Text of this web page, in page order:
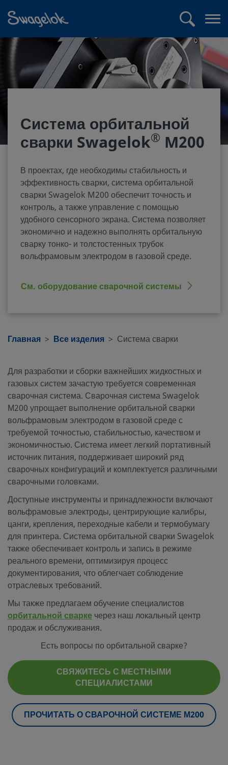
Система орбитальной
сварки Swagelok® M200
В проектах, где необходимы стабильность и
эффективность сварки, система орбитальной
сварки Swagelok M200 обеспечит точность и
контроль, а также управление с помощью
удобного сенсорного экрана. Система позволяет
экономично и надежно выполнять орбитальную
сварку тонко- и толстостенных трубок
вольфрамовым электродом в газовой среде.
См. оборудование сварочной системы
Главная Все изделия Система сварки
Для разработки и сборки важнейших жидкостных и
газовых систем зачастую требуется современная
сварочная система. Сварочная система Swagelok
М200 упрощает выполнение орбитальной сварки
вольфрамовым электродом в газовой среде с
требуемой точностью, стабильностью, качеством и
экономичностью. Система имеет легкий портативный
источник питания, поддерживает широкий ряд
сварочных конфигураций и комплектуется различными
сварочными головками.
Доступные инструменты и принадлежности включают
вольфрамовые электроды, центрирующие калибры,
цанги, крепления, переходные кабели и термобумагу
для принтера. Система орбитальной сварки Swagelok
также обеспечивает контроль и запись в режиме
реального времени, оптимизируя процесс
документирования, что облегчает соблюдение
отраслевых требований.
Мы также предлагаем обучение специалистов
орбитальной сварке через наш локальный центр
продаж и обслуживания.
Есть вопросы по орбитальной сварке?
СВЯЖИТЕСЬ С МЕСТНЫМИ
СПЕЦИАЛИСТАМИ
ПРОЧИТАТЬ О СВАРОЧНОЙ СИСТЕМЕ М200